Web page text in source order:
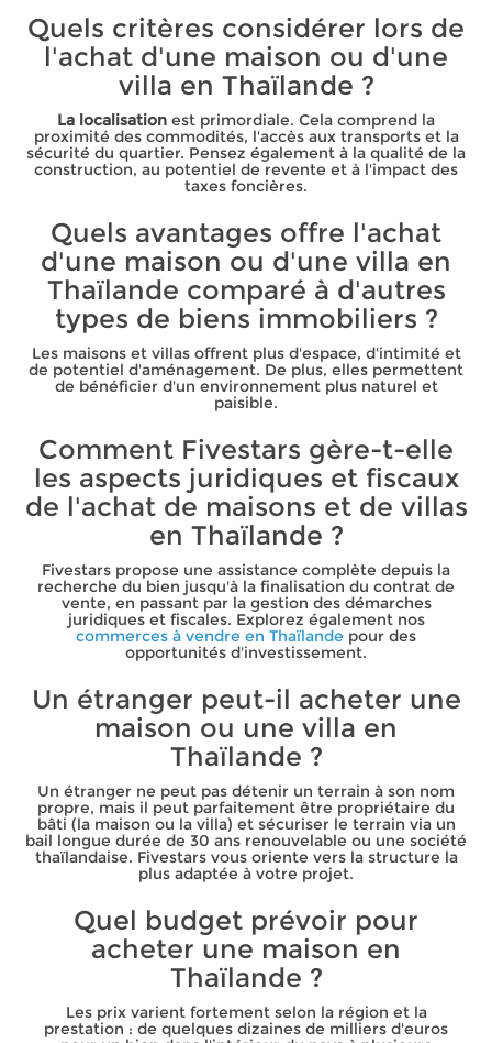
Quels critères considérer lors de
l'achat d'une maison ou d'une
villa en Thaïlande ?
La localisation est primordiale. Cela comprend la
proximité des commodités, l'accès aux transports et la
sécurité du quartier. Pensez également à la qualité de la
construction, au potentiel de revente et à l'impact des
taxes foncières.
Quels avantages offre l'achat
d'une maison ou d'une villa en
Thaïlande comparé à d'autres
types de biens immobiliers ?
Les maisons et villas offrent plus d'espace, d'intimité et
de potentiel d'aménagement. De plus, elles permettent
de bénéficier d'un environnement plus naturel et
paisible.
Comment Fivestars gère-t-elle
les aspects juridiques et fiscaux
de l'achat de maisons et de villas
en Thaïlande ?
Fivestars propose une assistance complète depuis la
recherche du bien jusqu'à la finalisation du contrat de
vente, en passant par la gestion des démarches
juridiques et fiscales. Explorez également nos
commerces à vendre en Thaïlande pour des
opportunités d'investissement.
Un étranger peut-il acheter une
maison ou une villa en
Thaïlande ?
Un étranger ne peut pas détenir un terrain à son nom
propre, mais il peut parfaitement être propriétaire du
bâti (la maison ou la villa) et sécuriser le terrain via un
bail longue durée de 30 ans renouvelable ou une société
thaïlandaise. Fivestars vous oriente vers la structure la
plus adaptée à votre projet.
Quel budget prévoir pour
acheter une maison en
Thaïlande ?
Les prix varient fortement selon la région et la
prestation : de quelques dizaines de milliers d'euros